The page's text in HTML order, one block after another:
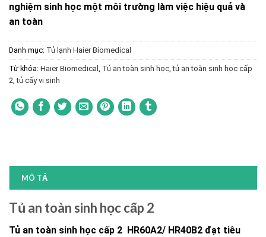
nghiệm sinh học một môi trường làm việc hiệu quả và
an toàn
Danh mục: Tủ lạnh Haier Biomedical
Từ khóa: Haier Biomedical , Tủ an toàn sinh học,tủ an toàn sinh học cấp
2,tủ cấy vi sinh
MÔ TẢ
Tủ an toàn sinh học cấp 2
Tủ an toàn sinh học cấp 2 HR60A2/ HR40B2 đạt tiêu